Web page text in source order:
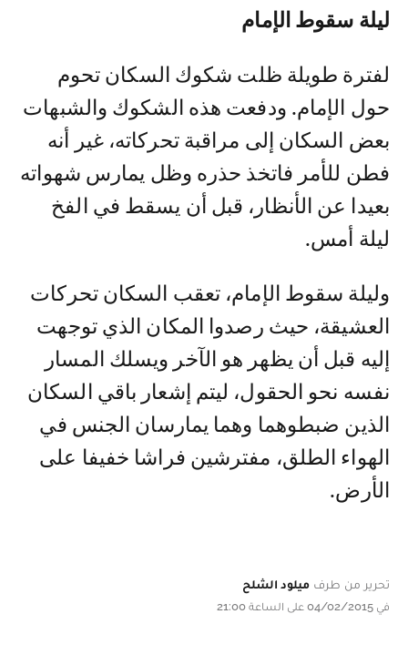
ليلة سقوط الإمام
لفترة طويلة ظلت شكوك السكان تحوم
حول الإمام. ودفعت هذه الشكوك والشبهات
بعض السكان إلى مراقبة تحركاته، غير أنه
فطن للأمر فاتخذ حذره وظل يمارس شهواته
بعيدا عن الأنظار، قبل أن يسقط في الفخ
ليلة أمس.
وليلة سقوط الإمام، تعقب السكان تحركات
العشيقة، حيث رصدوا المكان الذي توجهت
إليه قبل أن يظهر هو الآخر ويسلك المسار
نفسه نحو الحقول، ليتم إشعار باقي السكان
الذين ضبطوهما وهما يمارسان الجنس في
الهواء الطلق، مفترشين فراشا خفيفا على
الأرض.
تحرير من طرف ميلود الشلح
في 04/02/2015 على الساعة 21:00